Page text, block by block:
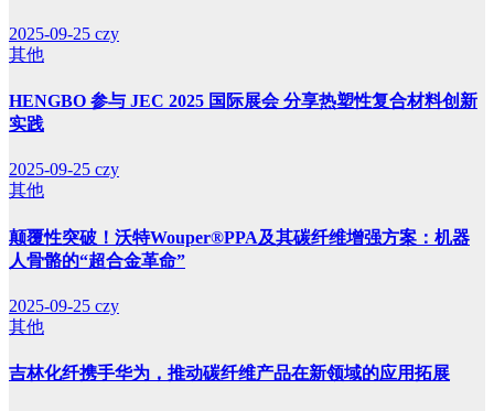
2025-09-25 czy
其他
HENGBO 参与 JEC 2025 国际展会 分享热塑性复合材料创新
实践
2025-09-25 czy
其他
颠覆性突破！沃特Wouper®PPA及其碳纤维增强方案：机器
人骨骼的“超合金革命”
2025-09-25 czy
其他
吉林化纤携手华为，推动碳纤维产品在新领域的应用拓展